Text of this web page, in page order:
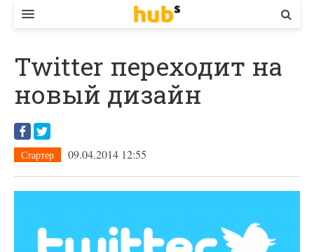
ЕКОНОМІКА
БІЗНЕС
СТАРТЕР
КОНТАКТИ
Twitter переходит на
новый дизайн
Стартер 09.04.2014 12:55